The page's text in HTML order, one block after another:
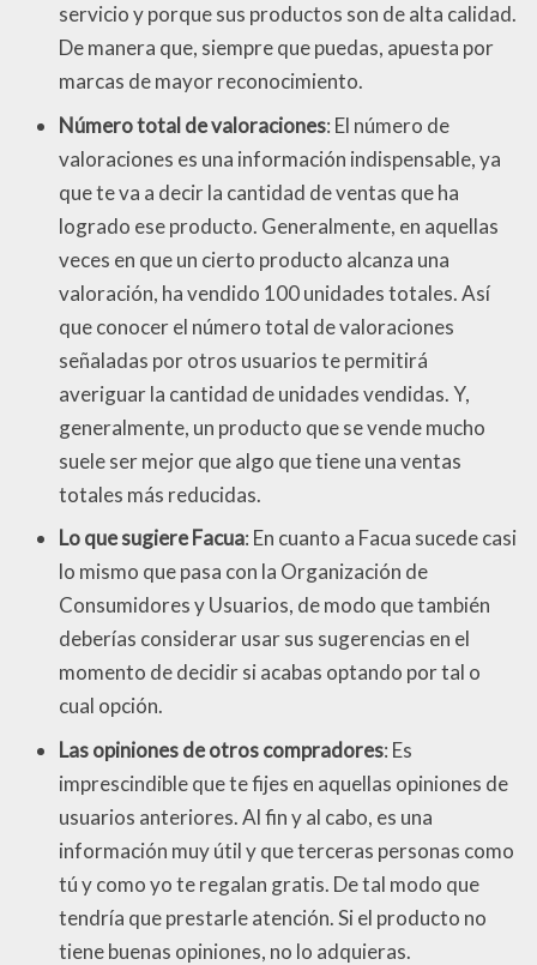
servicio y porque sus productos son de alta calidad.
De manera que, siempre que puedas, apuesta por
marcas de mayor reconocimiento.
Número total de valoraciones: El número de
valoraciones es una información indispensable, ya
que te va a decir la cantidad de ventas que ha
logrado ese producto. Generalmente, en aquellas
veces en que un cierto producto alcanza una
valoración, ha vendido 100 unidades totales. Así
que conocer el número total de valoraciones
señaladas por otros usuarios te permitirá
averiguar la cantidad de unidades vendidas. Y,
generalmente, un producto que se vende mucho
suele ser mejor que algo que tiene una ventas
totales más reducidas.
Lo que sugiere Facua: En cuanto a Facua sucede casi
lo mismo que pasa con la Organización de
Consumidores y Usuarios, de modo que también
deberías considerar usar sus sugerencias en el
momento de decidir si acabas optando por tal o
cual opción.
Las opiniones de otros compradores: Es
imprescindible que te fijes en aquellas opiniones de
usuarios anteriores. Al fin y al cabo, es una
información muy útil y que terceras personas como
tú y como yo te regalan gratis. De tal modo que
tendría que prestarle atención. Si el producto no
tiene buenas opiniones, no lo adquieras.